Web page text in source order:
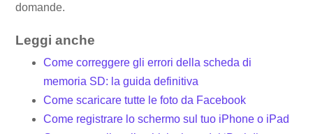
domande.
Leggi anche
Come correggere gli errori della scheda di
memoria SD: la guida definitiva
Come scaricare tutte le foto da Facebook
Come registrare lo schermo sul tuo iPhone o iPad